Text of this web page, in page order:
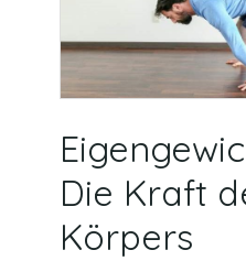
Die Kraft
Körpers